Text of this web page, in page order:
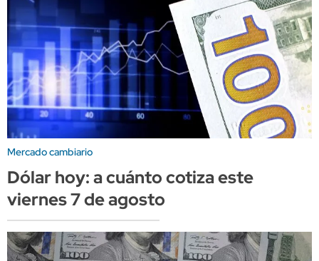
Mercado cambiario
Dólar hoy: a cuánto cotiza este
viernes 7 de agosto